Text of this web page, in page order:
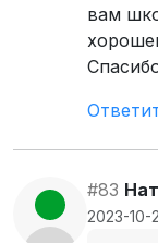
вам
#83
2023-10-